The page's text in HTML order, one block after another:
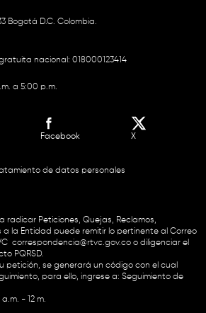
Bogotá D.C. Colombia.
nacional: 018000123414
a 5:00 p.m.
Facebook X
de datos personales
radicar Peticiones, Quejas, Reclamos,
a la Entidad puede remitir lo pertinente al Correo
correspondencia@rtvc.gov.co o diligenciar el
PQRSD.
petición, se generará un código con el cual
para ello, ingrese a: Seguimiento de
- 12 m.